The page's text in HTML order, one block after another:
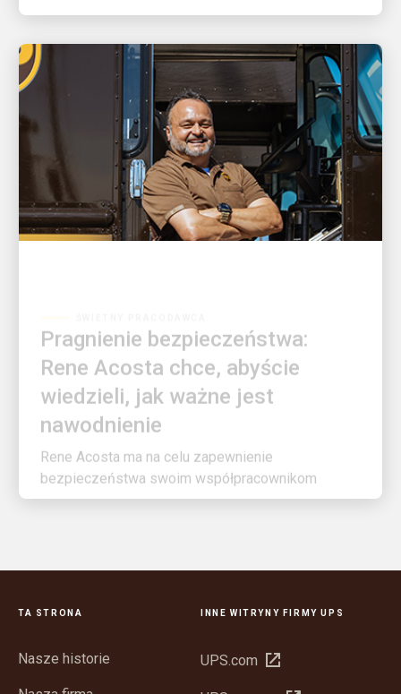
Rene Acosta chce, abyście
wiedzieli, jak ważne jest
nawodnienie
Rene Acosta ma na celu zapewnienie
bezpieczeństwa swoim współpracownikom
TA STRONA
Nasze historie
INNE WITRYNY FIRMY UPS
UPS.com Otwórz